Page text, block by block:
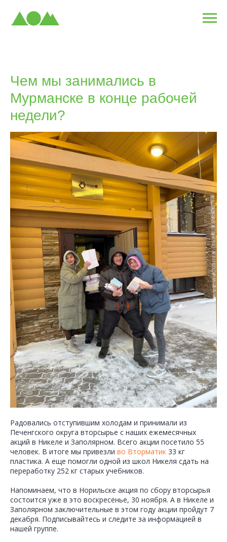
Чем мы занимались в
Мурманске в конце рабочей
недели?
Радовались отступившим холодам и принимали из
Печенгского округа вторсырье с наших ежемесячных
акций в Никеле и Заполярном. Всего акции посетило 55
человек. В итоге мы привезли во Вторматик 33 кг
пластика. А еще помогли одной из школ Никеля сдать на
переработку 252 кг старых учебников.
Напоминаем, что в Норильске акция по сбору вторсырья
состоится уже в это воскресенье, 30 ноября. А в Никеле и
Заполярном заключительные в этом году акции пройдут 7
декабря. Подписывайтесь и следите за информацией в
нашей группе.